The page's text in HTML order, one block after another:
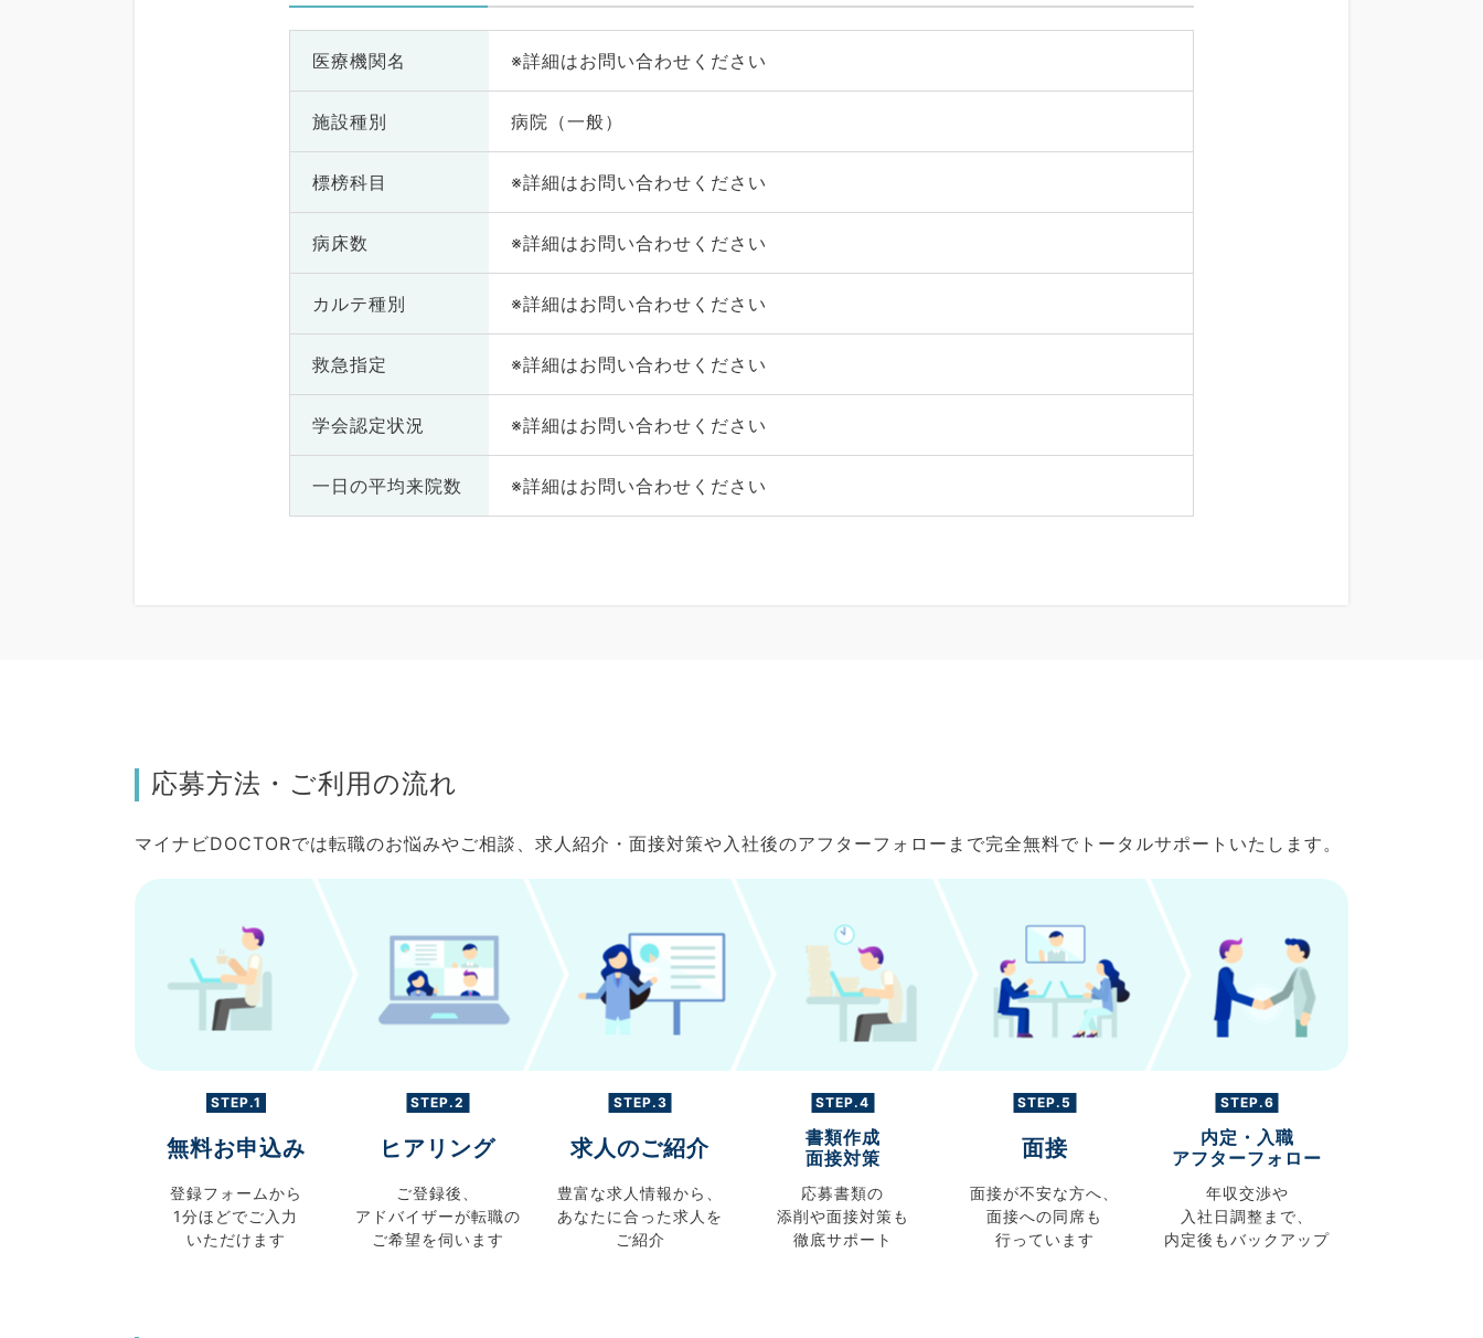
医療機関名 ※詳細はお問い合わせください
施設種別 病院（一般）
標榜科目 ※詳細はお問い合わせください
病床数 ※詳細はお問い合わせください
カルテ種別 ※詳細はお問い合わせください
救急指定 ※詳細はお問い合わせください
学会認定状況 ※詳細はお問い合わせください
一日の平均来院数 ※詳細はお問い合わせください
応募方法・ご利用の流れ
マイナビDOCTORでは転職のお悩みやご相談、求人紹介・面接対策や入社後のアフターフォローまで完全無料でトータルサポートいたします。
STEP.1
無料お申込み
登録フォームから
1分ほどでご入力
いただけます
STEP.2
ヒアリング
ご登録後、
アドバイザーが転職の
ご希望を伺います
STEP.3
求人のご紹介
豊富な求人情報から、
あなたに合った求人を
ご紹介
STEP.4
書類作成
面接対策
応募書類の
添削や面接対策も
徹底サポート
STEP.5
面接
面接が不安な方へ、
面接への同席も
行っています
STEP.6
内定・入職
アフターフォロー
年収交渉や
入社日調整まで、
内定後もバックアップ